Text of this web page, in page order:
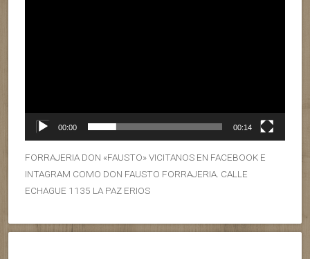
00:00 00:14
FORRAJERIA DON «FAUSTO» VICITANOS EN FACEBOOK E
INTAGRAM COMO DON FAUSTO FORRAJERIA. CALLE
ECHAGUE 1135 LA PAZ ERIOS